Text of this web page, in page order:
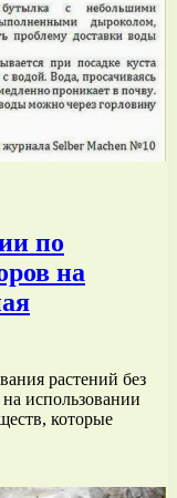
по
на
растений без
использовании
которые